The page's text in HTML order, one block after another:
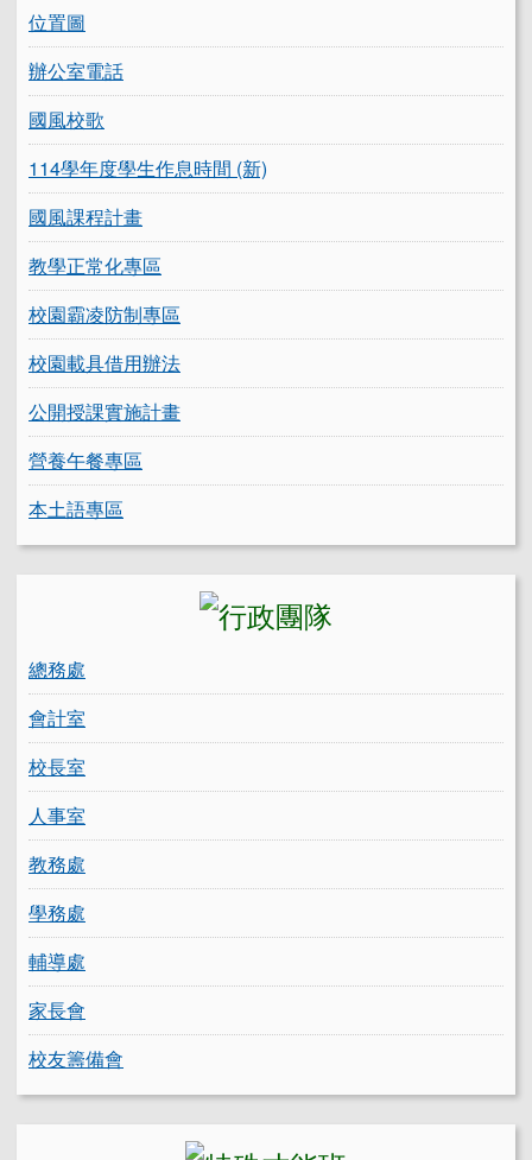
位置圖
辦公室電話
國風校歌
114學年度學生作息時間 (新)
國風課程計畫
教學正常化專區
校園霸凌防制專區
校園載具借用辦法
公開授課實施計畫
營養午餐專區
本土語專區
總務處
會計室
校長室
人事室
教務處
學務處
輔導處
家長會
校友籌備會